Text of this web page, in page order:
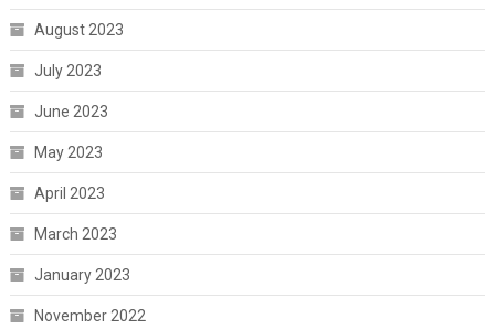
August 2023
July 2023
June 2023
May 2023
April 2023
March 2023
January 2023
November 2022